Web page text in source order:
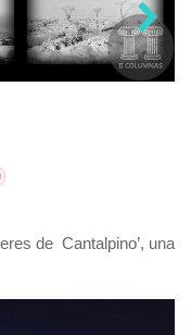
de Cantalpino’, una